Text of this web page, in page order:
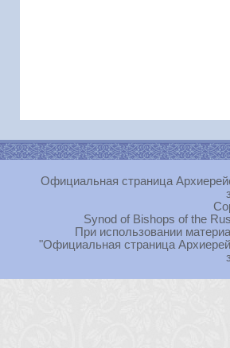
Официальная страница
Synod of Bishops of the
При использовании
"Официальная страница